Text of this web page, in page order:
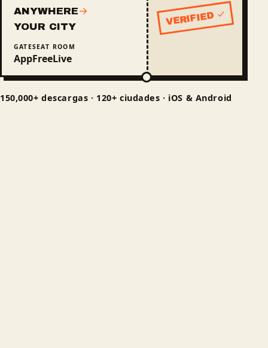
ANYWHERE→
YOUR CITY
GATE
App
SEAT
Free
ROOM
Live
VERIFIED ✓Status: verified
150,000+ descargas · 120+ ciudades · iOS & Android